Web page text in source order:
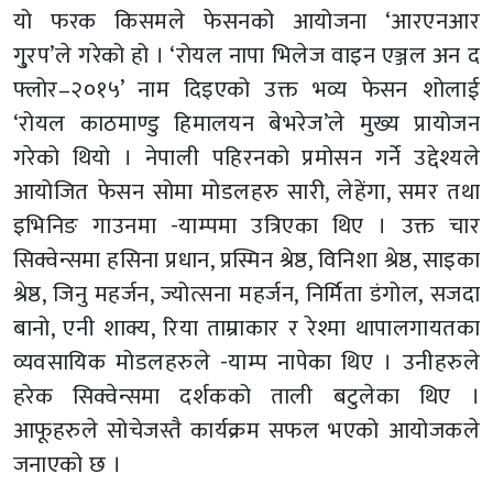
यो फरक किसमले फेसनको आयोजना ‘आरएनआर
गु्रप’ले गरेको हो । ‘रोयल नापा भिलेज वाइन एञ्जल अन द
फ्लोर–२०१५’ नाम दिइएको उक्त भव्य फेसन शोलाई
‘रोयल काठमाण्डु हिमालयन बेभरेज’ले मुख्य प्रायोजन
गरेको थियो । नेपाली पहिरनको प्रमोसन गर्ने उद्देश्यले
आयोजित फेसन सोमा मोडलहरु सारी, लेहेंगा, समर तथा
इभिनिङ गाउनमा -याम्पमा उत्रिएका थिए । उक्त चार
सिक्वेन्समा हसिना प्रधान, प्रस्मिन श्रेष्ठ, विनिशा श्रेष्ठ, साइका
श्रेष्ठ, जिनु महर्जन, ज्योत्सना महर्जन, निर्मिता डंगोल, सजदा
बानो, एनी शाक्य, रिया ताम्राकार र रेश्मा थापालगायतका
व्यवसायिक मोडलहरुले -याम्प नापेका थिए । उनीहरुले
हरेक सिक्वेन्समा दर्शकको ताली बटुलेका थिए ।
आफूहरुले सोचेजस्तै कार्यक्रम सफल भएको आयोजकले
जनाएको छ ।